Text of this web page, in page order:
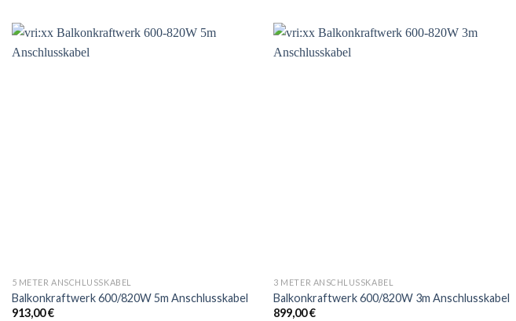
5 METER ANSCHLUSSKABEL
Balkonkraftwerk 600/820W 5m Anschlusskabel
913,00€
3 METER ANSCHLUSSKABEL
Balkonkraftwerk 600/820W 3m Anschlusskabel
899,00€